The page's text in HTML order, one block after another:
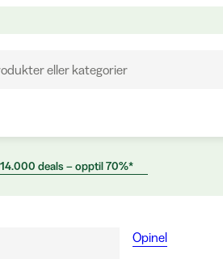
eller kategorier
deals – opptil 70%*
Opinel